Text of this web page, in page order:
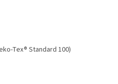
Tex® Standard 100)